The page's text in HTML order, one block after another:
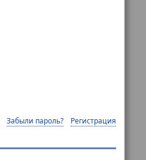
Забыли пароль? Регистрация